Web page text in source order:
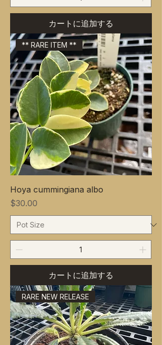
カートに追加する
** RARE ITEM **
Hoya cummingiana albo
価格
$30.00
カートに追加する
RARE NEW RELEASE